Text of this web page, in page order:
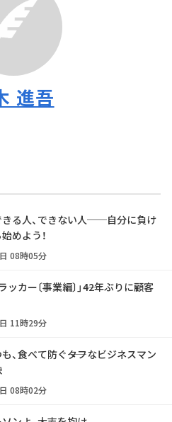
進吾
る人、できない人──自分に負け
めよう！
08時05分
ッカー〔事業編〕」――42年ぶりに顧客
11時29分
、食べて防ぐ――タフなビジネスマン
08時02分